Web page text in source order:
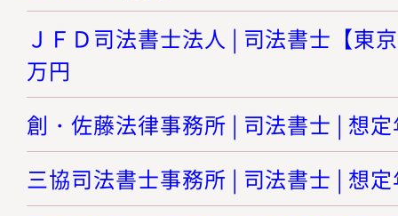
ＪＦＤ司法書士法人 | 司法書士【東
万円
創・佐藤法律事務所 | 司法書士 | 想
三協司法書士事務所 | 司法書士 | 想